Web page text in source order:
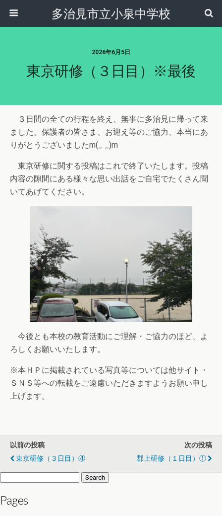
多治見市立小泉中学校
2026年6月5日
東京研修（３日目）※最後
３日間の全ての行程を終え、無事に多治見に帰って来
ました。保護者の皆さま、お迎え等のご協力、本当にあ
りがとうございましたm(_ _)m
東京研修に関する投稿はこれで終了いたします。投稿
内容の隙間にある様々な思い出話をご自宅でたくさん聞
いてあげてください。
今後とも本校の教育活動にご理解・ご協力のほど、よ
ろしくお願いいたします。
※本ＨＰに掲載されている写真等については他サイト・
ＳＮＳ等への転載をご遠慮いただきますようお願い申し
上げます。
以前の投稿
東京研修（３日目）④
次の投稿
郡上研修（１日目）①
for:
Pages